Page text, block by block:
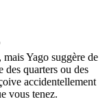
Yago suggère de
des quarters ou des
accidentellement
vous tenez.